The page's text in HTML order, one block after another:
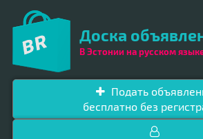
Доска
В Эстонии на русском
Подать
бесплатно без